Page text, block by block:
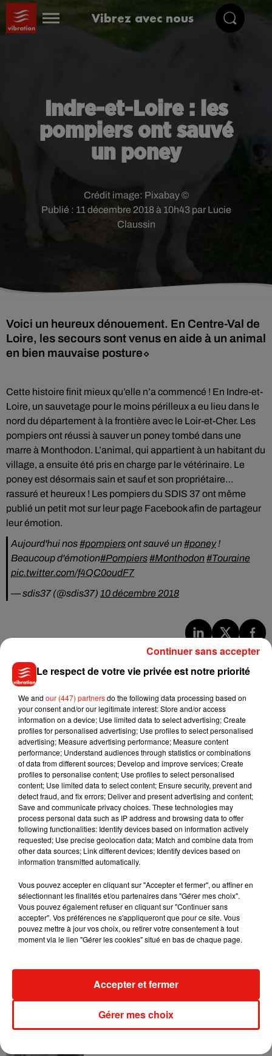
Vibrez avec nous
Indre-et-Loire : les
pompiers ont sauvé
un poney
Publié : 11 décembre 2018 à 10h43 par Lucie
Claussin
Crédit image: Pixabay ©
Voici un heureux dénouement. En Centre-Val de
Loire, les secours sont venus en aide à un animal
en bien mauvaise posture⬦
Cette histoire finit mieux qu’elle n’a commencé ! En Indre-et-
Loire, un sauvetage pour le moins périlleux a eu lieu dans le
nord du département à la frontière avec le Loir-et-Cher. Les
pompiers ont réussi à sauver un poney tombé dans une
marre à Monthodon. L’animal, qui appartient à un habitant du
village, a ensuite été pris en charge par le vétérinaire. Le
poney est désormais sain et sauf et son propriétaire…
rassuré et heureux ! Les pompiers du SDIS 37 ont même
publié un petit mot sur leur page Facebook afin de partageur
leur émotion.
Aujourd'hui nos#pompiersont sauvé un#poney!
Beaucoup d'émotion#Pompiers#Monthodon#Touraine
pic.twitter.com/f4QC0oudF7
— sdis37 (@sdis37) 10 décembre 2018
5 août 2026
Benny Blanco invite Selena Gomez et
Becky G sur son nouveau single
4 août 2026
Tiny Desk invite Charlie Puth pour une
live session solaire
Ariana Grande prendra une pause après
sa tournée mondiale
Grand Corps Malade emmène Styleto
Ariana Grande se libère dans son nouvel
album « Petals »
Le respect de votre vie privée est notre priorité
We and our (447) partnersdo the following data processing based on
your consent and/or our legitimate interest: Store and/or access
information on a device; Use limited data to select advertising; Create
profiles for personalised advertising; Use profiles to select personalised
advertising; Measure advertising performance; Measure content
performance; Understand audiences through statistics or combinations
of data from different sources; Develop and improve services; Create
profiles to personalise content; Use profiles to select personalised
content; Use limited data to select content; Ensure security, prevent and
detect fraud, and fix errors; Deliver and present advertising and content;
Save and communicate privacy choices. These technologies may
process personal data such as IP address and browsing data to offer
following functionalities: Identify devices based on information actively
requested; Use precise geolocation data; Match and combine data from
other data sources; Link different devices; Identify devices based on
information transmitted automatically.
Vous pouvez accepter en cliquant sur "Accepter et fermer", ou affiner en
sélectionnant les finalités et/ou partenaires dans "Gérer mes choix".
Vous pouvez également refuser en cliquant sur "Continuer sans
accepter". Vos préférences ne s'appliqueront que pour ce site. Vous
pouvez mettre à jour vos choix, ou retirer votre consentement à tout
moment via le lien "Gérer les cookies" situé en bas de chaque page.
Gérer mes choix
Accepter et fermer
Continuer sans accepter